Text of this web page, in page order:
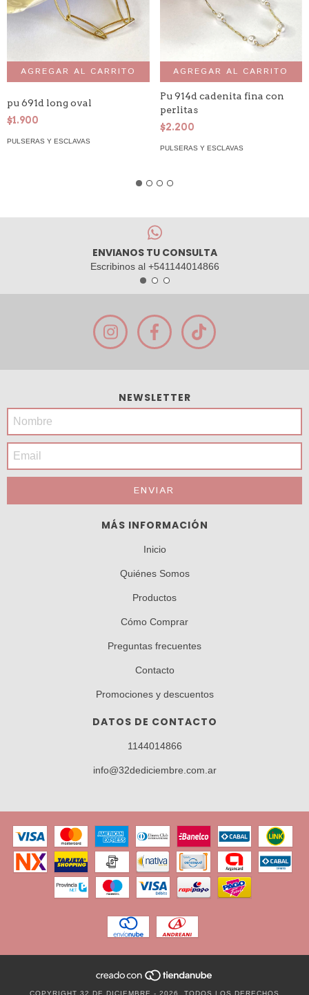
pu 691d long oval
$1.900
PULSERAS Y ESCLAVAS
AGREGAR AL CARRITO
Pu 914d cadenita fina con
perlitas
$2.200
PULSERAS Y ESCLAVAS
ENVIANOS TU CONSULTA
Escribinos al +541144014866
NEWSLETTER
MÁS INFORMACIÓN
Inicio
Quiénes Somos
Productos
Cómo Comprar
Preguntas frecuentes
Contacto
Promociones y descuentos
DATOS DE CONTACTO
1144014866
info@32dediciembre.com.ar
COPYRIGHT 32 DE DICIEMBRE - 2026. TODOS LOS DERECHOS